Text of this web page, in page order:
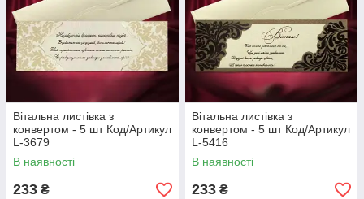
Вітальна листівка з
конвертом - 5 шт Код/Артикул
L-3679
В наявності
233 ₴
Вітальна листівка з
конвертом - 5 шт Код/Артикул
L-5416
В наявності
233 ₴